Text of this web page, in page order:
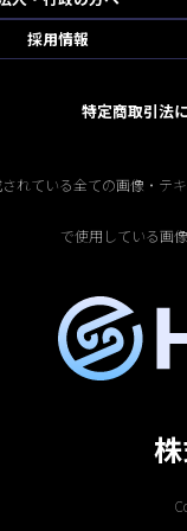
採用情報
特定商取引法
れている全ての画像・テ
で使用している画